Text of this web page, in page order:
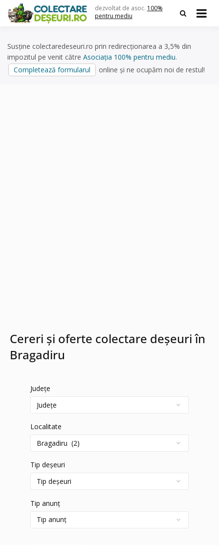
content
dezvoltat de asoc. 100%
pentru mediu
Susține colectaredeseuri.ro prin redirecționarea a 3,5% din
impozitul pe venit către Asociația 100% pentru mediu.
Completează formularul
online și ne ocupăm noi de restul!
Cereri și oferte colectare deșeuri în
Bragadiru
Județe
Localitate
Tip deșeuri
Tip anunț